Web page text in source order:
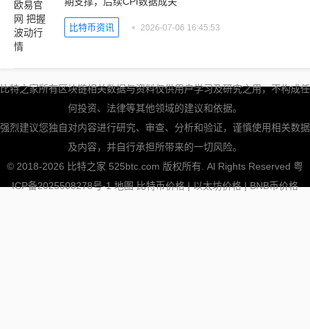
比特币资讯 2026-07-06 16:45:53
比特之家所有区块链相关数据与资料仅供用户学习及研究之用，不构成任
何投资、法律等其他领域的建议和依据。
强烈建议您独自对内容进行研究、审查、分析和验证，谨慎使用相关数据
及内容，并自行承担所带来的一切风险。
© 2018-2026 比特之家 525btc.com 版权所有. Al Rights Reserved 粤
ICP备2025508278号-1 地图 比特币价格|以太坊价格|BNB币价格